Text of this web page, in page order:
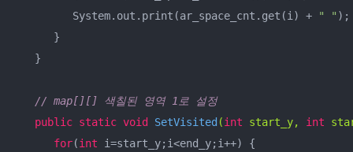
         System.out.print(ar_space_cnt.get(i) +
" " );
      }
   }
// map[][] 색칠된 영역 1로 설정
public static void SetVisited (int start_y, int
for(int i=start_y;i<end_y;i++) {